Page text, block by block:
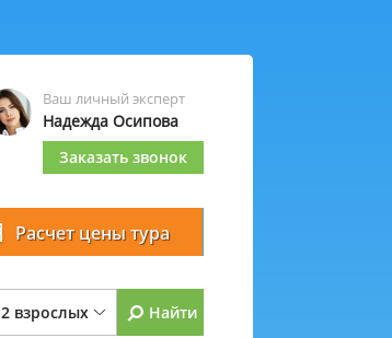
Ваш личный эксперт
Надежда Осипова
Заказать звонок
Расчет цены тура
2 взрослых Найти